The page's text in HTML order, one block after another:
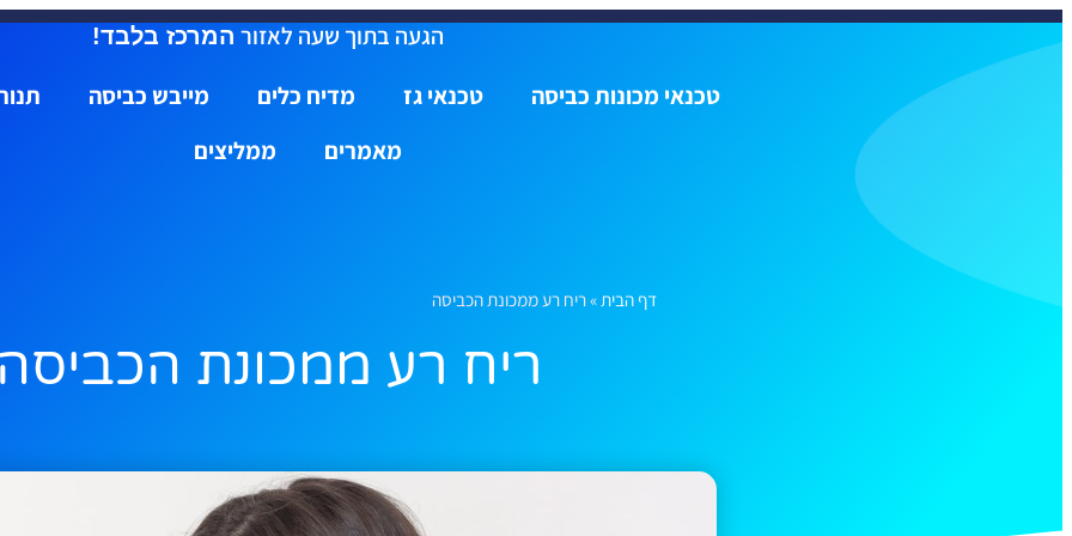
הגעה בתוך שעה לאזור המרכז בלבד!
טכנאי מכונות כביסה טכנאי גז מדיח כלים מייבש כביסה
מאמרים
ממליצים
דף הבית »ריח רע ממכונת הכביסה
ריח רע ממכונת הכביסה